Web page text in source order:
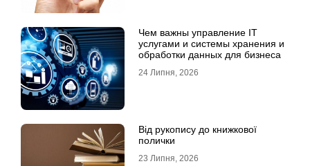
Чем важны управление IT
услугами и системы хранения и
обработки данных для бизнеса
24 Липня, 2026
Від рукопису до книжкової
полички
23 Липня, 2026